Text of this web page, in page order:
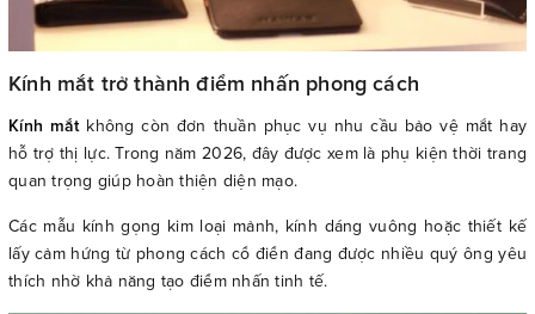
Kính mắt trở thành điểm nhấn phong cách
Kính mắtkhông còn đơn thuần phục vụ nhu cầu bảo vệ mắt hay
hỗ trợ thị lực. Trong năm 2026, đây được xem là phụ kiện thời trang
quan trọng giúp hoàn thiện diện mạo.
Các mẫu kính gọng kim loại mảnh, kính dáng vuông hoặc thiết kế
lấy cảm hứng từ phong cách cổ điển đang được nhiều quý ông yêu
thích nhờ khả năng tạo điểm nhấn tinh tế.